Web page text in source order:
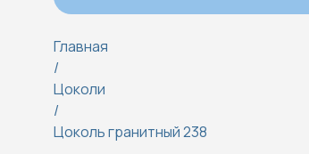
Главная
/
Цоколи
/
Цоколь гранитный 238